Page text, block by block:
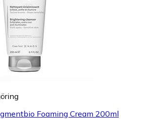
Foaming Cream 200ml